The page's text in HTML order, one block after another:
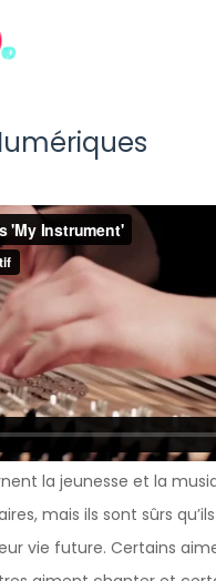
la jeunesse et la
mais ils sont sûrs
vie future. Certains